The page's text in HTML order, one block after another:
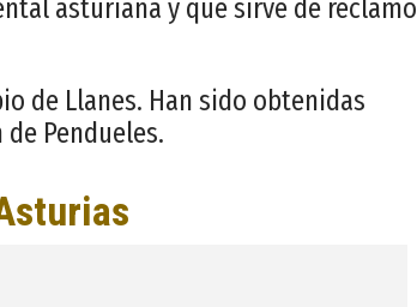
asturiana y que sirve de reclamo
de Llanes. Han sido obtenidas
Pendueles.